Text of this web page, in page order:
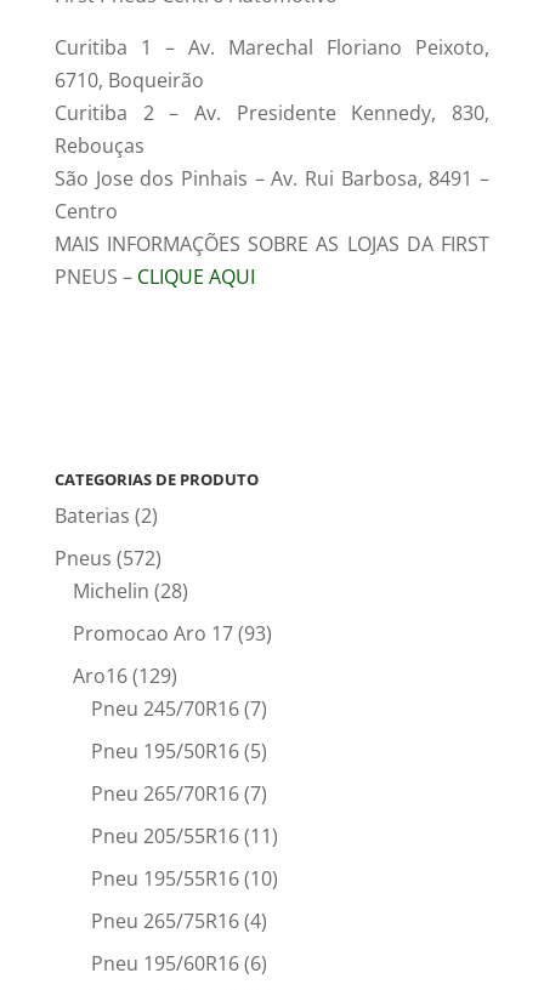
Curitiba 1 – Av. Marechal Floriano Peixoto,
6710, Boqueirão
Curitiba 2 – Av. Presidente Kennedy, 830,
Rebouças
São Jose dos Pinhais – Av. Rui Barbosa, 8491 –
Centro
MAIS INFORMAÇÕES SOBRE AS LOJAS DA FIRST
PNEUS – CLIQUE AQUI
CATEGORIAS DE PRODUTO
Baterias (2)
Pneus (572)
Michelin (28)
Promocao Aro 17(93)
Aro16(129)
Pneu 245/70R16(7)
Pneu 195/50R16(5)
Pneu 265/70R16(7)
Pneu 205/55R16(11)
Pneu 195/55R16(10)
Pneu 265/75R16(4)
Pneu 195/60R16(6)